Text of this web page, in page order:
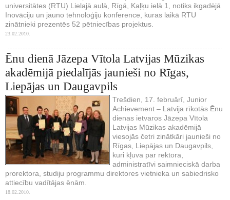
universitātes (RTU) Lielajā aulā, Rīgā, Kaļķu ielā 1, notiks ikgadējā
Inovāciju un jauno tehnoloģiju konference, kuras laikā RTU
zinātnieki prezentēs 52 pētniecības projektus.
23.02.2010.
Ēnu dienā Jāzepa Vītola Latvijas Mūzikas
akadēmijā piedalījās jaunieši no Rīgas,
Liepājas un Daugavpils
Trešdien, 17. februārī, Junior
Achievement – Latvija rīkotās Ēnu
dienas ietvaros Jāzepa Vītola
Latvijas Mūzikas akadēmijā
viesojās četri zinātkāri jaunieši no
Rīgas, Liepājas un Daugavpils,
kuri kļuva par rektora,
administratīvi saimnieciskā darba
prorektora, studiju programmu direktores vietnieka un sabiedrisko
attiecību vadītājas ēnām.
18.02.2010.